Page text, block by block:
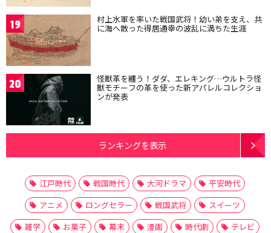
19 村上水軍を率いた戦国武将！幼い弟を支え、共
に海へ散った得居通幸の波乱に満ちた生涯
20 怪獣革を纏う！ダダ、エレキング…ウルトラ怪
獣モチーフの革を使った新アパレルコレクショ
ンが発表
ランキングを表示
江戸時代 戦国時代 大河ドラマ
平安時代
アニメ
ロングセラー 戦国武将
スイーツ
雑学
お菓子 幕末 漫画 時代劇
テレビ